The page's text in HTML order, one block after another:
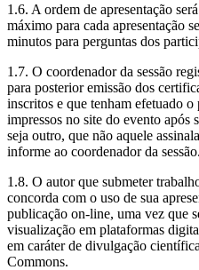
1.6. A ordem de apresentação
máximo para cada apresentação
minutos para perguntas dos
1.7. O coordenador da sessão
para posterior emissão dos
inscritos e que tenham efetuado
impressos no site do evento após
seja outro, que não aquele
informe ao coordenador da sessão.
1.8. O autor que submeter
concorda com o uso de sua
publicação on-line, uma vez que
visualização em plataformas
em caráter de divulgação
Commons.